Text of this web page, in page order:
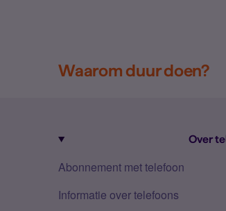
Waarom duur doen?
Over
Abonnement met telefoon
Informatie over telefoons